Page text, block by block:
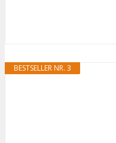
BESTSELLER NR. 3